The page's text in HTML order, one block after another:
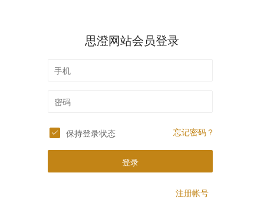
思澄网站会员登录
保持登录状态 忘记密码？
登录
注册帐号